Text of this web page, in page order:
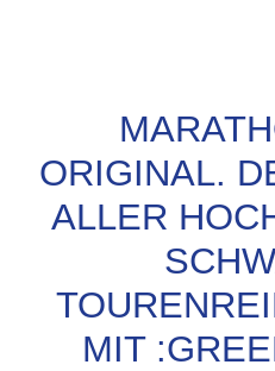
ORIGINAL.
ALLER
MIT